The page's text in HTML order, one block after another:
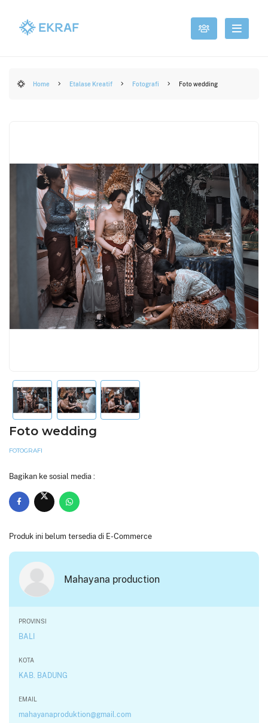
Home Etalase Kreatif Fotografi Foto wedding
Foto wedding
FOTOGRAFI
Bagikan ke sosial media :
Produk ini belum tersedia di E-Commerce
Mahayana production
PROVINSI
BALI
KOTA
KAB. BADUNG
EMAIL
mahayanaproduktion@gmail.com